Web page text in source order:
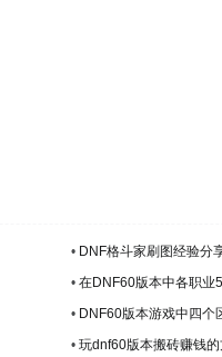
• DNF格斗家刷图经验分
• 在DNF60版本中各职业
• DNF60版本游戏中四个
• 玩dnf60版本搬砖赚钱的